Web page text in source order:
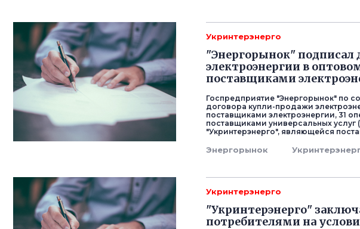
Укринтерэнерго
"Энергорынок" подписал
электроэнергии в
поставщиками
Госпредприятие "Энергорынок" по
договора купли-продажи
поставщиками электроэнергии, 31
поставщиками универсальных услуг
"Укринтерэнерго", являющейся
Энергорынок
Укринтерэнерго
"Укринтерэнерго"
потребителями на